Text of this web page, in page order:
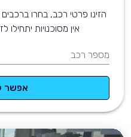
הזינו פרטי רכב, בחרו
אין מסוכנויות יתחילו
מספר רכב
אפשר